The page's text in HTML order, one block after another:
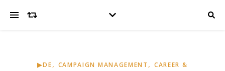
▶DE, CAMPAIGN MANAGEMENT , CAREER &